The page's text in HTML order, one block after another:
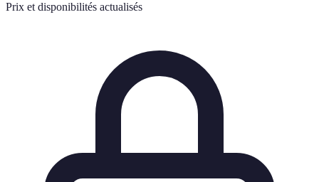
Prix et disponibilités actualisés